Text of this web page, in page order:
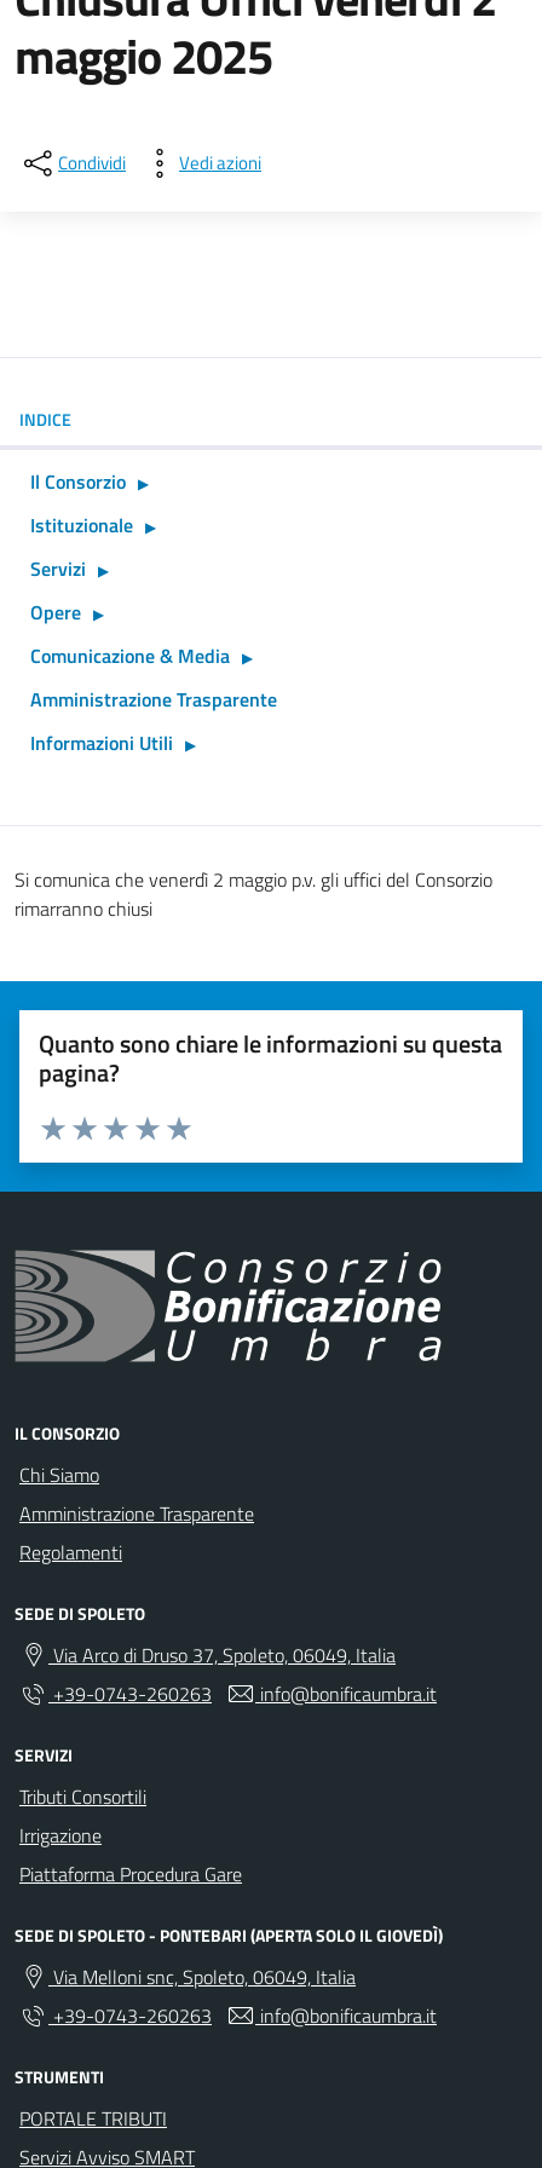
maggio 2025
Condividi Vedi azioni
INDICE
Il Consorzio
Istituzionale
Servizi
Opere
Comunicazione & Media
Amministrazione Trasparente
Informazioni Utili
Si comunica che venerdì 2 maggio p.v. gli uffici del Consorzio
rimarranno chiusi
Quanto sono chiare le informazioni su questa
pagina?
Valuta 5 stelle su 5
Valuta 4 stelle su 5
Valuta 3 stelle su 5
Valuta 2 stelle su 5
Valuta 1 stelle su 5
IL CONSORZIO
Chi Siamo
Amministrazione Trasparente
Regolamenti
SEDE DI SPOLETO
Via Arco di Druso 37, Spoleto, 06049, Italia
+39-0743-260263
info@bonificaumbra.it
SERVIZI
Tributi Consortili
Irrigazione
Piattaforma Procedura Gare
SEDE DI SPOLETO - PONTEBARI (APERTA SOLO IL GIOVEDÌ)
Via Melloni snc, Spoleto, 06049, Italia
+39-0743-260263
info@bonificaumbra.it
STRUMENTI
PORTALE TRIBUTI
Servizi Avviso SMART